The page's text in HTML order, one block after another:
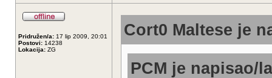
Pridružen/a: 17 lip 2009, 20:01
Postovi: 14238
Lokacija: ZG
Cort0 Maltese je
PCM je napisao/